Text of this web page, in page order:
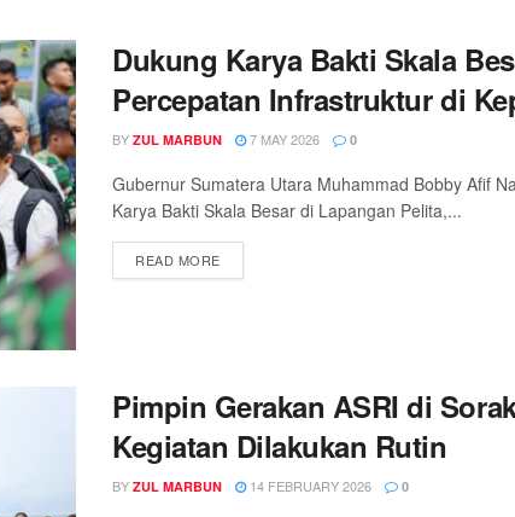
Dukung Karya Bakti Skala
Percepatan Infrastruktur di
BY ZUL MARBUN 7 MAY 2026 0
Gubernur Sumatera Utara Muhammad Bobby Afif
Karya Bakti Skala Besar di Lapangan Pelita,...
READ MORE
Pimpin Gerakan ASRI di
Kegiatan Dilakukan Rutin
BY ZUL MARBUN 14 FEBRUARY 2026 0